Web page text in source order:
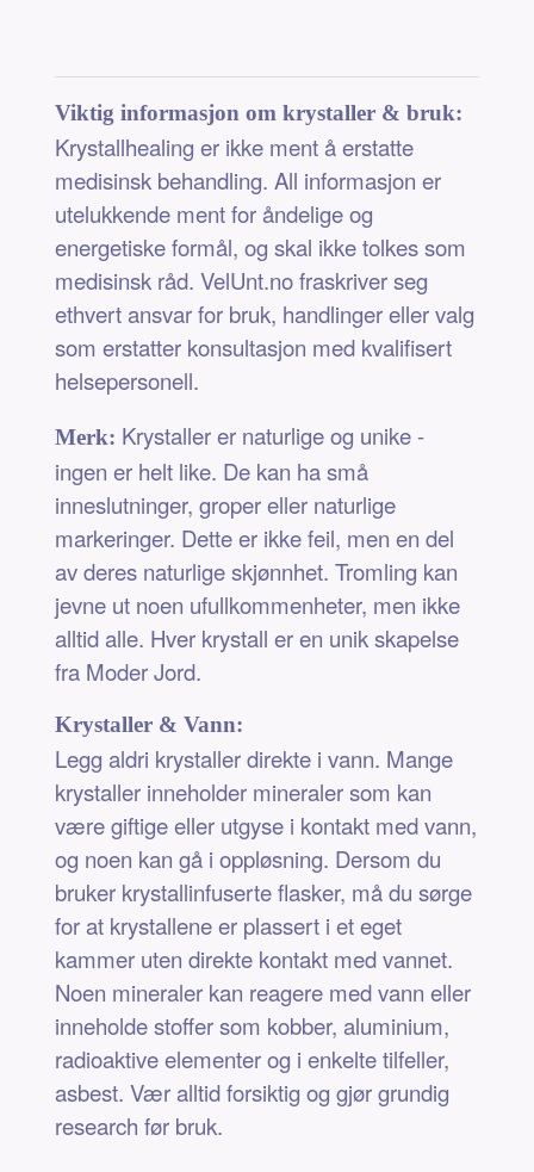
Viktig informasjon om krystaller & bruk:
Krystallhealing er ikke ment å erstatte
medisinsk behandling. All informasjon er
utelukkende ment for åndelige og
energetiske formål, og skal ikke tolkes som
medisinsk råd. VelUnt.no fraskriver seg
ethvert ansvar for bruk, handlinger eller valg
som erstatter konsultasjon med kvalifisert
helsepersonell.
Merk: Krystaller er naturlige og unike -
ingen er helt like. De kan ha små
inneslutninger, groper eller naturlige
markeringer. Dette er ikke feil, men en del
av deres naturlige skjønnhet. Tromling kan
jevne ut noen ufullkommenheter, men ikke
alltid alle. Hver krystall er en unik skapelse
fra Moder Jord.
Krystaller & Vann:
Legg aldri krystaller direkte i vann. Mange
krystaller inneholder mineraler som kan
være giftige eller utgyse i kontakt med vann,
og noen kan gå i oppløsning. Dersom du
bruker krystallinfuserte flasker, må du sørge
for at krystallene er plassert i et eget
kammer uten direkte kontakt med vannet.
Noen mineraler kan reagere med vann eller
inneholde stoffer som kobber, aluminium,
radioaktive elementer og i enkelte tilfeller,
asbest. Vær alltid forsiktig og gjør grundig
research før bruk.